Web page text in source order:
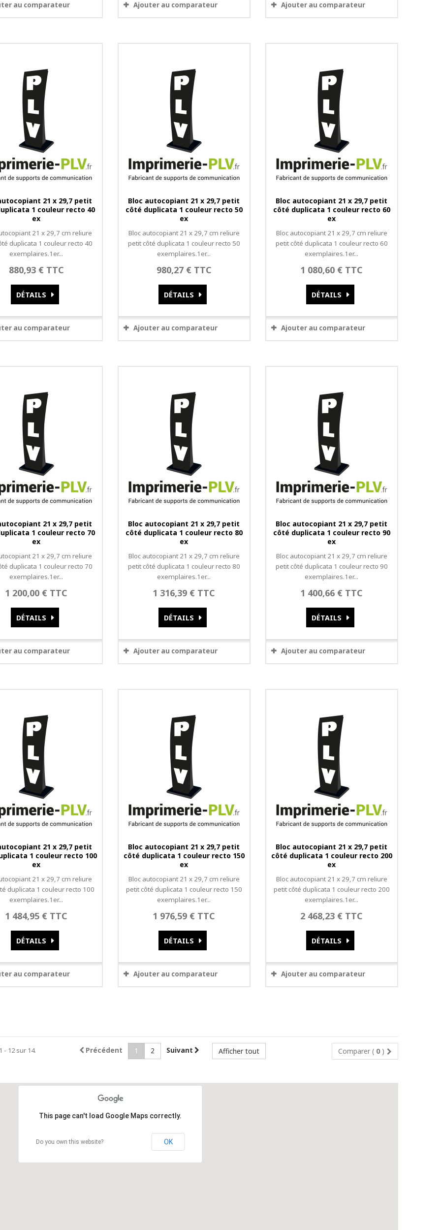
au comparateur Ajouter au comparateur Ajouter au comparateur
21 x 29,7 petit
1 couleur recto 40
ex
21 x 29,7 cm reliure
duplicata 1 couleur recto 40
exemplaires.1er...
880,93 € TTC
DÉTAILS
au comparateur
Bloc autocopiant 21 x 29,7 petit
côté duplicata 1 couleur recto 50
ex
Bloc autocopiant 21 x 29,7 cm reliure
petit côté duplicata 1 couleur recto 50
exemplaires.1er...
980,27 € TTC
DÉTAILS
Ajouter au comparateur
Bloc autocopiant 21 x 29,7 petit
côté duplicata 1 couleur recto 60
ex
Bloc autocopiant 21 x 29,7 cm reliure
petit côté duplicata 1 couleur recto 60
exemplaires.1er...
1 080,60 € TTC
DÉTAILS
Ajouter au comparateur
21 x 29,7 petit
1 couleur recto 70
ex
21 x 29,7 cm reliure
duplicata 1 couleur recto 70
exemplaires.1er...
1 200,00 € TTC
DÉTAILS
au comparateur
Bloc autocopiant 21 x 29,7 petit
côté duplicata 1 couleur recto 80
ex
Bloc autocopiant 21 x 29,7 cm reliure
petit côté duplicata 1 couleur recto 80
exemplaires.1er...
1 316,39 € TTC
DÉTAILS
Ajouter au comparateur
Bloc autocopiant 21 x 29,7 petit
côté duplicata 1 couleur recto 90
ex
Bloc autocopiant 21 x 29,7 cm reliure
petit côté duplicata 1 couleur recto 90
exemplaires.1er...
1 400,66 € TTC
DÉTAILS
Ajouter au comparateur
21 x 29,7 petit
1 couleur recto 100
ex
21 x 29,7 cm reliure
duplicata 1 couleur recto 100
exemplaires.1er...
1 484,95 € TTC
DÉTAILS
au comparateur
Bloc autocopiant 21 x 29,7 petit
côté duplicata 1 couleur recto 150
ex
Bloc autocopiant 21 x 29,7 cm reliure
petit côté duplicata 1 couleur recto 150
exemplaires.1er...
1 976,59 € TTC
DÉTAILS
Ajouter au comparateur
Bloc autocopiant 21 x 29,7 petit
côté duplicata 1 couleur recto 200
ex
Bloc autocopiant 21 x 29,7 cm reliure
petit côté duplicata 1 couleur recto 200
exemplaires.1er...
2 468,23 € TTC
DÉTAILS
Ajouter au comparateur
Comparer ( 0 )
Afficher tout
Précédent 1 2 Suivant
- 12 sur 14.
This page can't load Google Maps correctly.
Do you own this website? OK